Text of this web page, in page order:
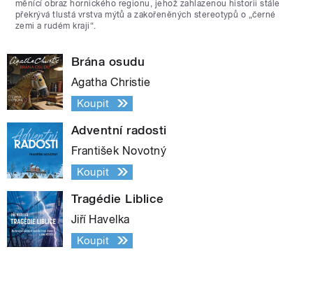
měnící obraz hornického regionu, jehož zahlazenou historii stále
překrývá tlustá vrstva mýtů a zakořeněných stereotypů o „černé
zemi a rudém kraji“.
Brána osudu
Agatha Christie
Koupit
Adventní radosti
František Novotný
Koupit
Tragédie Liblice
Jiří Havelka
Koupit